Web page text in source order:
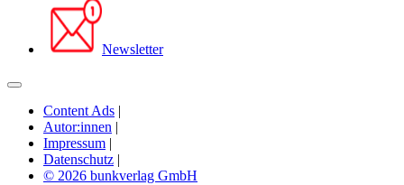
Newsletter
Content Ads |
Autor:innen |
Impressum |
Datenschutz |
© 2026 bunkverlag GmbH